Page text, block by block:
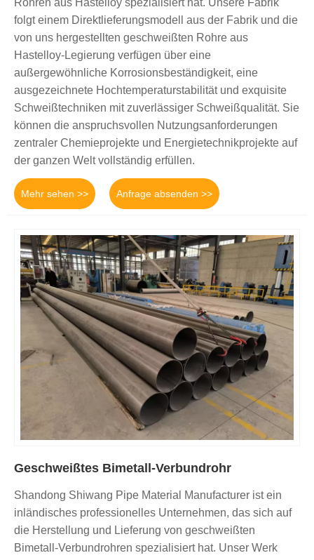
Rohren aus Hastelloy spezialisiert hat. Unsere Fabrik
folgt einem Direktlieferungsmodell aus der Fabrik und die
von uns hergestellten geschweißten Rohre aus
Hastelloy-Legierung verfügen über eine
außergewöhnliche Korrosionsbeständigkeit, eine
ausgezeichnete Hochtemperaturstabilität und exquisite
Schweißtechniken mit zuverlässiger Schweißqualität. Sie
können die anspruchsvollen Nutzungsanforderungen
zentraler Chemieprojekte und Energietechnikprojekte auf
der ganzen Welt vollständig erfüllen.
Mehr sehen >> Anfrage absenden >>
Geschweißtes Bimetall-Verbundrohr
Shandong Shiwang Pipe Material Manufacturer ist ein
inländisches professionelles Unternehmen, das sich auf
die Herstellung und Lieferung von geschweißten
Bimetall-Verbundrohren spezialisiert hat. Unser Werk